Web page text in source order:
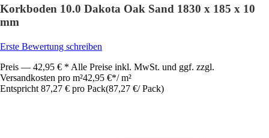
Korkboden 10.0 Dakota Oak Sand 1830 x 185 x 10
mm
Erste Bewertung schreiben
Preis — 42,95 € * Alle Preise inkl. MwSt. und ggf. zzgl.
Versandkosten pro m²42,95 €*/ m²
Entspricht 87,27 € pro Pack(87,27 €/ Pack)